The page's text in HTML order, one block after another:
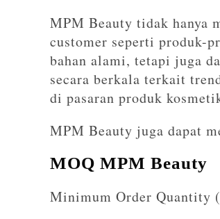
MPM Beauty tidak hanya
customer seperti produk-
bahan alami, tetapi juga
secara berkala terkait
di pasaran produk
MPM Beauty juga dapat
MOQ MPM Beauty
Minimum Order Quantity